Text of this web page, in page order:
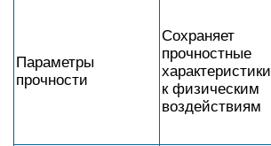
Параметры
прочности
Сохраняет
прочностные
характеристики
к физическим
воздействиям